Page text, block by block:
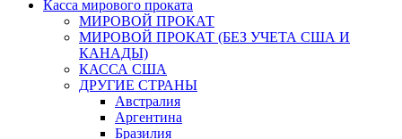
Касса мирового проката
МИРОВОЙ ПРОКАТ
МИРОВОЙ ПРОКАТ (БЕЗ УЧЕТА США И
КАНАДЫ)
КАССА США
ДРУГИЕ СТРАНЫ
Австралия
Аргентина
Бразилия